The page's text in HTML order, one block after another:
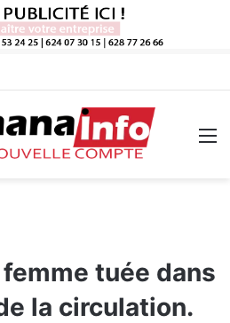
tuée dans
la circulation.